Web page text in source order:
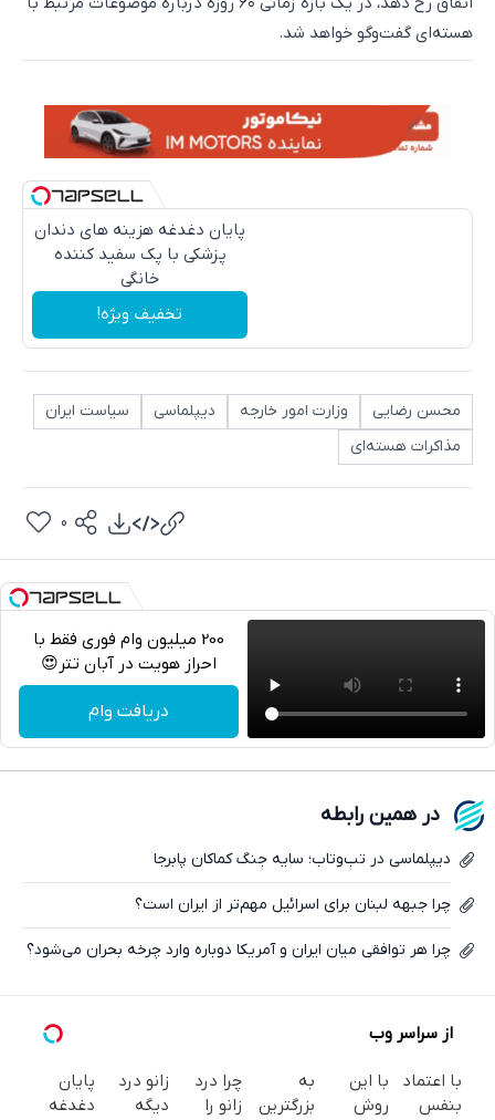
هسته‌ای گفت‌وگو خواهد شد.
پایان دغدغه هزینه های دندان
پزشکی با پک سفید کننده
خانگی
تخفیف ویژه!
محسن رضایی وزارت امور خارجه دیپلماسی
سیاست ایران
مذاکرات هسته‌ای
واتساپ
0
200 میلیون وام فوری فقط با
احراز هویت در آبان تتر😍
دریافت وام
در همین رابطه
دیپلماسی در تب‌وتاب؛ سایه جنگ کماکان پابرجا
چرا جبهه لبنان برای اسرائیل مهم‌تر از ایران است؟
چرا هر توافقی میان ایران و آمریکا دوباره وارد چرخه بحران می‌شود؟
از سراسر وب
با اعتماد
بنفس
با این
روش
به
بزرگترین
چرا درد
زانو را
زانو درد
دیگه
پایان
دغدغه